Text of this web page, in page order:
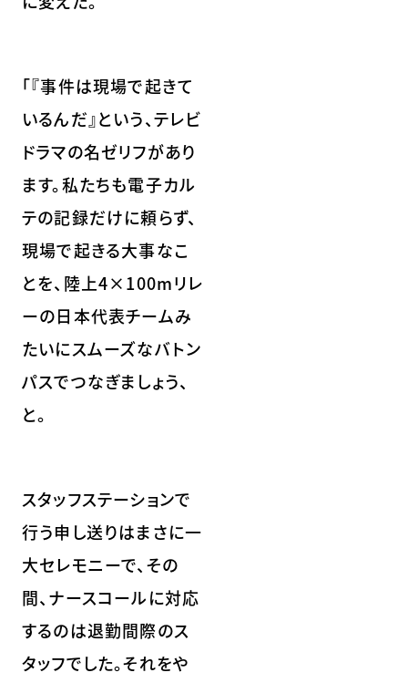
「『事件は現場で起きて
いるんだ』という、テレビ
ドラマの名ゼリフがあり
ます。私たちも電子カル
テの記録だけに頼らず、
現場で起きる大事なこ
とを、陸上4×100mリレ
ーの日本代表チームみ
たいにスムーズなバトン
パスでつなぎましょう、
と。
スタッフステーションで
行う申し送りはまさに一
大セレモニーで、その
間、ナースコールに対応
するのは退勤間際のス
タッフでした。それをや